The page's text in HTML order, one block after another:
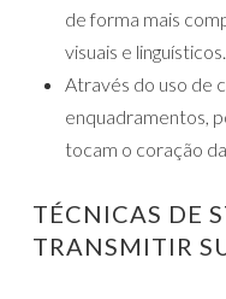
de forma mais
visuais e linguísticos.
Através do uso de
enquadramentos,
tocam o coração
TÉCNICAS DE
TRANSMITIR